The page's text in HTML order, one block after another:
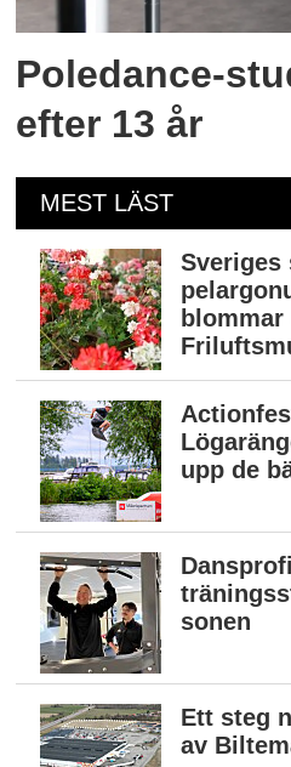
Poledance-
efter 13 år
MEST LÄST
Sveriges
upp de
sonen
Ett steg
av